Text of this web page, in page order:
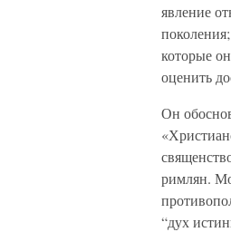
явление
которые
оценить
Он
римлян.
“дух